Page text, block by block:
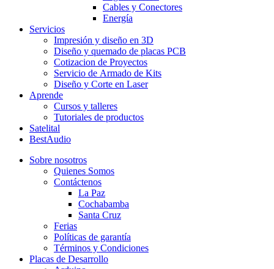
Cables y Conectores
Energía
Servicios
Impresión y diseño en 3D
Diseño y quemado de placas PCB
Cotizacion de Proyectos
Servicio de Armado de Kits
Diseño y Corte en Laser
Aprende
Cursos y talleres
Tutoriales de productos
Satelital
BestAudio
Sobre nosotros
Quienes Somos
Contáctenos
La Paz
Cochabamba
Santa Cruz
Ferias
Políticas de garantía
Términos y Condiciones
Placas de Desarrollo